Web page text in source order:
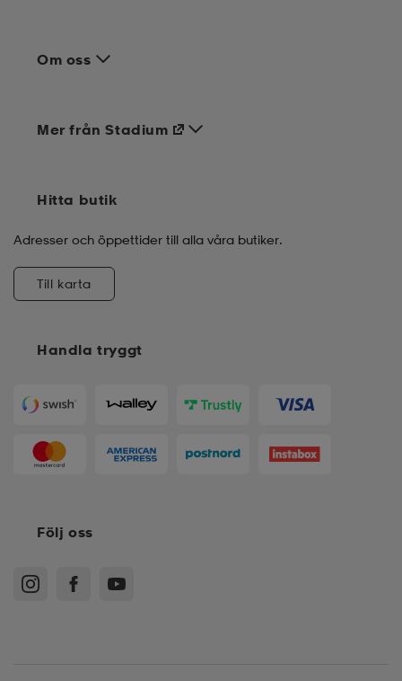
Om oss
Handla tryggt
Mer från Stadium
Hitta butik
Adresser och öppettider till alla våra butiker.
Till karta
Följ oss